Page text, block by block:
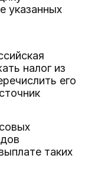
указанных
налог из
его
таких